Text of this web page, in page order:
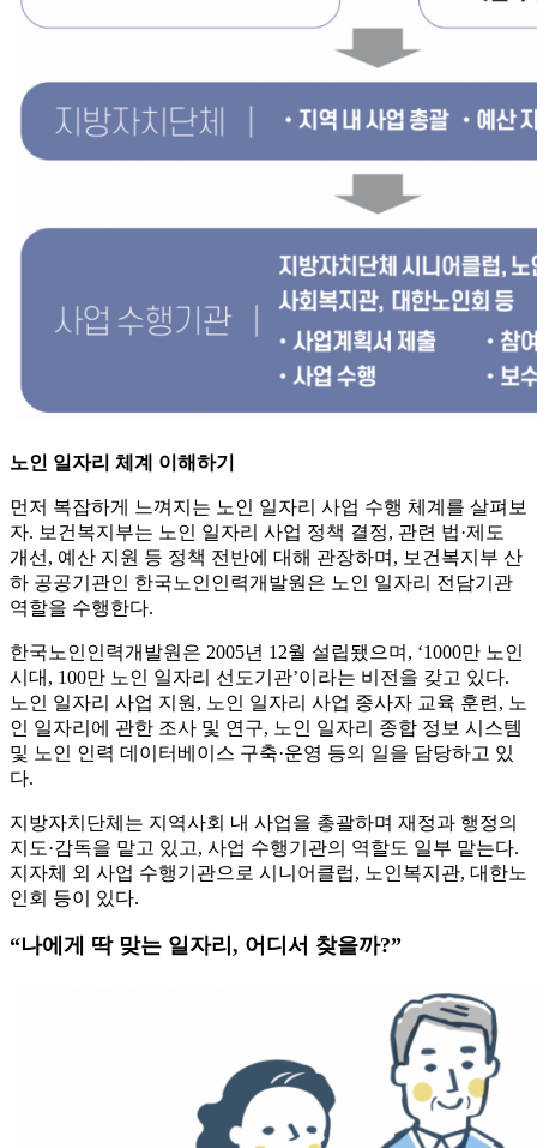
노인 일자리 체계 이해하기
먼저 복잡하게 느껴지는 노인 일자리 사업 수행 체계를 살펴보
자. 보건복지부는 노인 일자리 사업 정책 결정, 관련 법·제도
개선, 예산 지원 등 정책 전반에 대해 관장하며, 보건복지부 산
하 공공기관인 한국노인인력개발원은 노인 일자리 전담기관
역할을 수행한다.
한국노인인력개발원은 2005년 12월 설립됐으며, ‘1000만 노인
시대, 100만 노인 일자리 선도기관’이라는 비전을 갖고 있다.
노인 일자리 사업 지원, 노인 일자리 사업 종사자 교육 훈련, 노
인 일자리에 관한 조사 및 연구, 노인 일자리 종합 정보 시스템
및 노인 인력 데이터베이스 구축·운영 등의 일을 담당하고 있
다.
지방자치단체는 지역사회 내 사업을 총괄하며 재정과 행정의
지도·감독을 맡고 있고, 사업 수행기관의 역할도 일부 맡는다.
지자체 외 사업 수행기관으로 시니어클럽, 노인복지관, 대한노
인회 등이 있다.
“나에게 딱 맞는 일자리, 어디서 찾을까?”